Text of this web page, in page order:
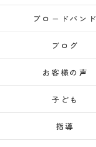
ブロードバンド
ブログ
お客様の声
子ども
指導